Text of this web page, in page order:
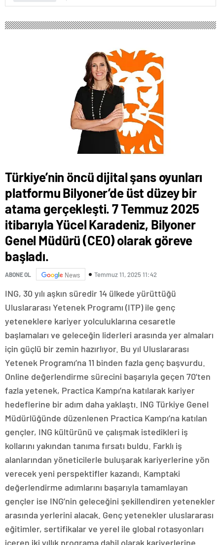
Türkiye’nin öncü dijital şans oyunları
platformu Bilyoner’de üst düzey bir
atama gerçekleşti. 7 Temmuz 2025
itibarıyla Yücel Karadeniz, Bilyoner
Genel Müdürü (CEO) olarak göreve
başladı.
ABONE OL News Temmuz 11, 2025 11:42
ING, 30 yılı aşkın süredir 14 ülkede yürüttüğü
Uluslararası Yetenek Programı (ITP) ile genç
yeteneklere kariyer yolculuklarına cesaretle
başlamaları ve geleceğin liderleri arasında yer almaları
için güçlü bir zemin hazırlıyor. Bu yıl Uluslararası
Yetenek Programı’na 11 binden fazla genç başvurdu.
Online değerlendirme sürecini başarıyla geçen 70’ten
fazla yetenek, Practica Kampı’na katılarak kariyer
hedeflerine bir adım daha yaklaştı. ING Türkiye Genel
Müdürlüğünde düzenlenen Practica Kampı’na katılan
gençler, ING kültürünü ve çalışmak istedikleri iş
kollarını yakından tanıma fırsatı buldu. Farklı iş
alanlarından yöneticilerle buluşarak kariyerlerine yön
verecek yeni perspektifler kazandı. Kamptaki
değerlendirme adımlarını başarıyla tamamlayan
gençler ise ING’nin geleceğini şekillendiren yetenekler
arasında yerlerini alacak. Genç yetenekler uluslararası
eğitimler, sertifikalar ve yerel ile global rotasyonları
içeren iki yıllık programa dahil olarak kariyerlerine